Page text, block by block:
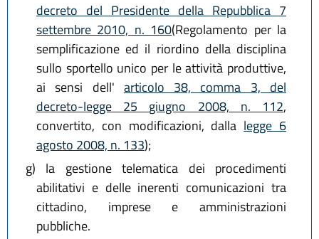
decreto del Presidente della Repubblica 7
settembre 2010, n. 160(Regolamento per la
semplificazione ed il riordino della disciplina
sullo sportello unico per le attività produttive,
ai sensi dell' articolo 38, comma 3, del
decreto-legge 25 giugno 2008, n. 112,
convertito, con modificazioni, dalla legge 6
agosto 2008, n. 133);
g) la gestione telematica dei procedimenti
abilitativi e delle inerenti comunicazioni tra
cittadino, imprese e amministrazioni
pubbliche.